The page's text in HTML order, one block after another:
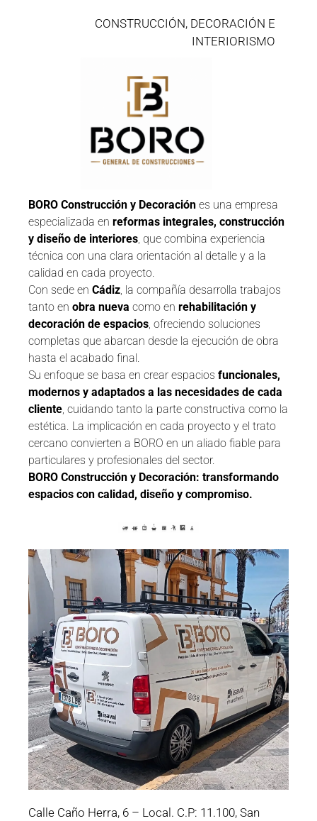
CONSTRUCCIÓN, DECORACIÓN E
INTERIORISMO
BORO Construcción y Decoración es una empresa
especializada en reformas integrales, construcción
y diseño de interiores , que combina experiencia
técnica con una clara orientación al detalle y a la
calidad en cada proyecto.
Con sede en Cádiz , la compañía desarrolla trabajos
tanto en obra nueva como en rehabilitación y
decoración de espacios , ofreciendo soluciones
completas que abarcan desde la ejecución de obra
hasta el acabado final.
Su enfoque se basa en crear espacios funcionales,
modernos y adaptados a las necesidades de cada
cliente , cuidando tanto la parte constructiva como la
estética. La implicación en cada proyecto y el trato
cercano convierten a BORO en un aliado fiable para
particulares y profesionales del sector.
BORO Construcción y Decoración: transformando
espacios con calidad, diseño y compromiso.
Calle Caño Herra, 6 – Local. C.P: 11.100, San